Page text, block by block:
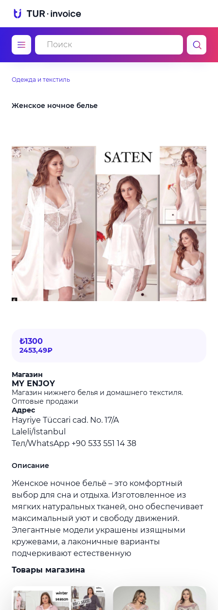
Одежда и текстиль
Женское ночное белье
Магазин
MY ENJOY
Магазин нижнего белья и домашнего текстиля.
Оптовые продажи
Адрес
Hayriye Tüccari cad. No. 17/A
Laleli/İstanbul
Тел/WhatsApp +90 533 551 14 38
₺1300
2453,49₽
Описание
Женское ночное бельё – это комфортный
выбор для сна и отдыха. Изготовленное из
мягких натуральных тканей, оно обеспечивает
максимальный уют и свободу движений.
Элегантные модели украшены изящными
кружевами, а лаконичные варианты
подчеркивают естественную
Товары магазина